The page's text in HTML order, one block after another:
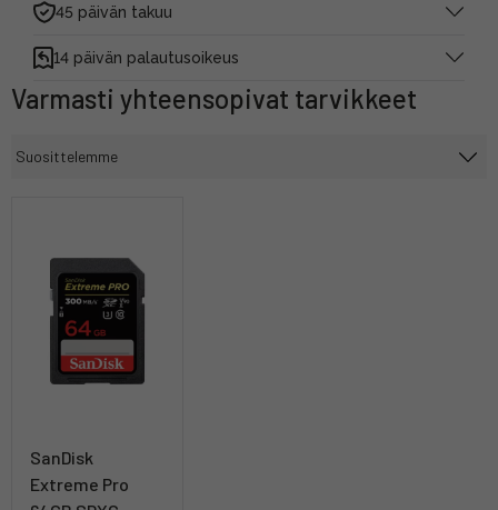
45 päivän takuu
14 päivän palautusoikeus
Varmasti yhteensopivat tarvikkeet
SanDisk
Extreme Pro